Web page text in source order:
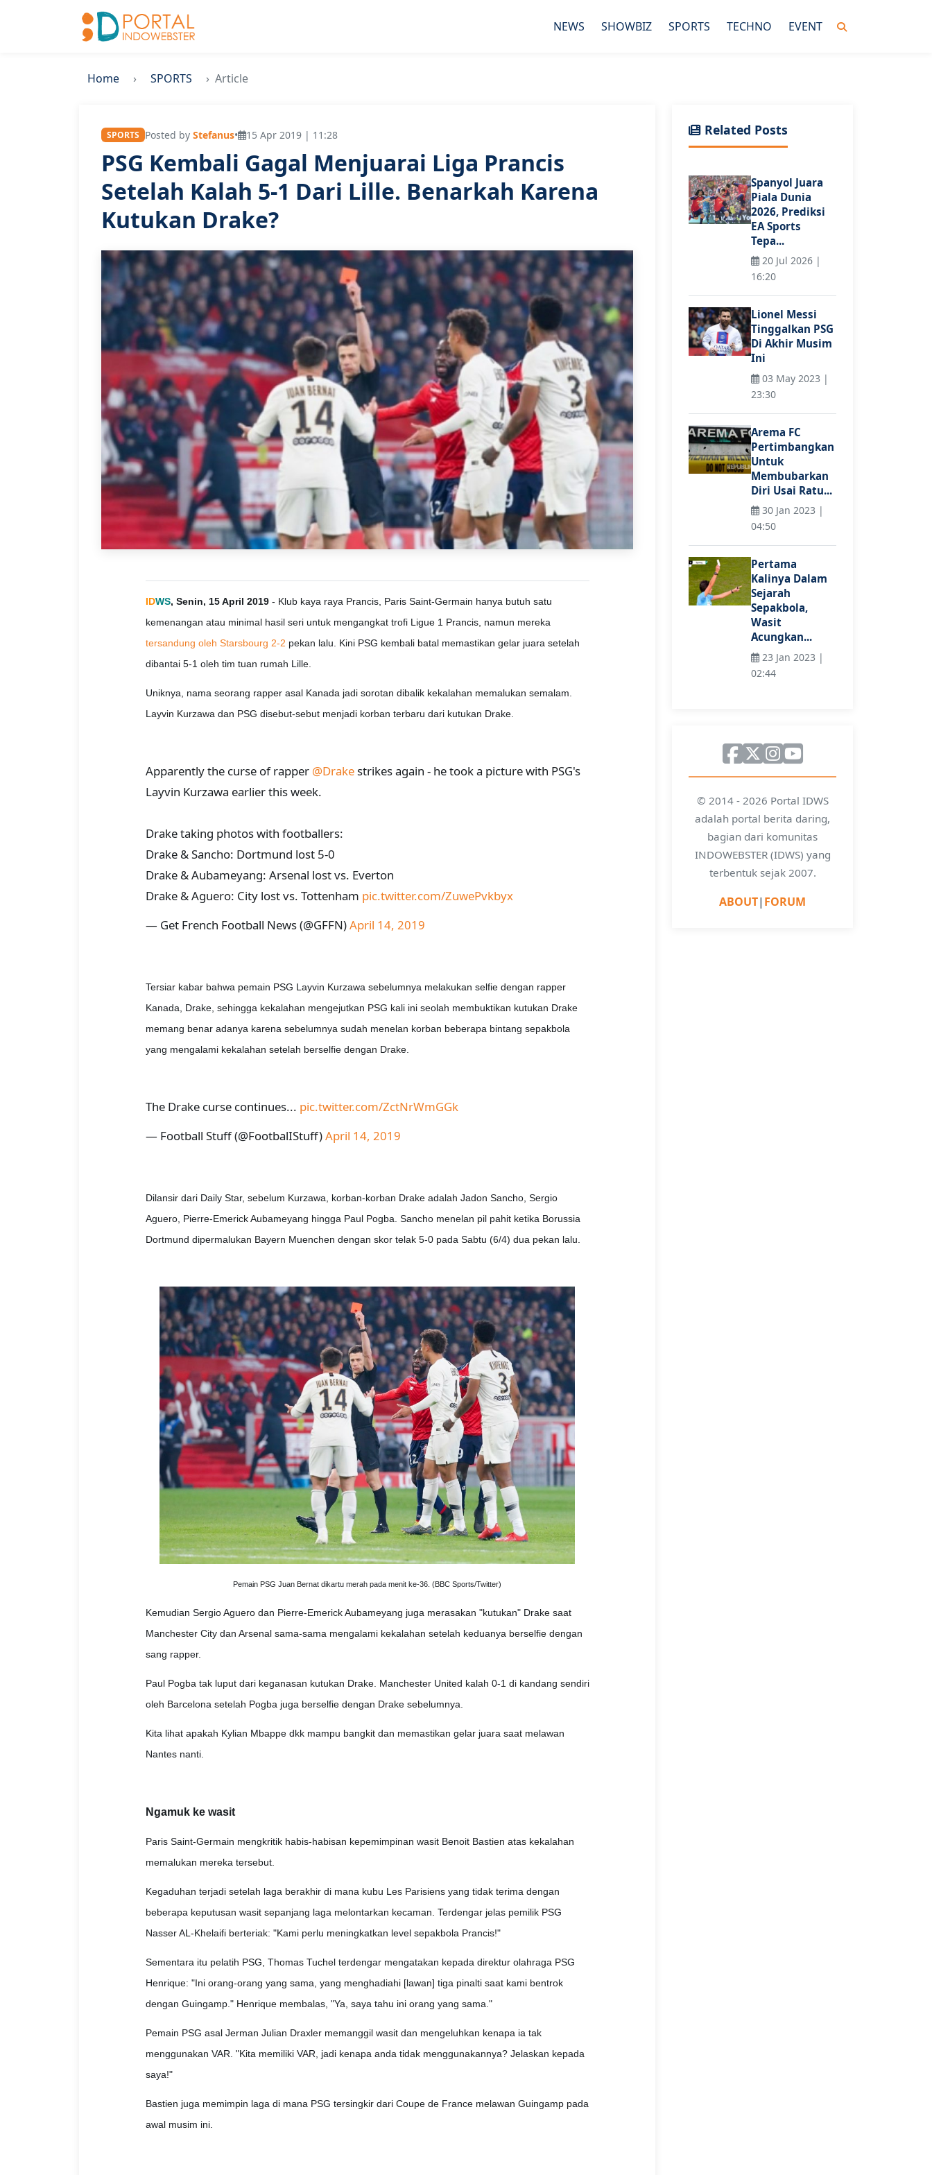
NEWS SHOWBIZ SPORTS TECHNO EVENT
Home SPORTS Article
SPORTS Posted by Stefanus• 15 Apr 2019 | 11:28
PSG Kembali Gagal Menjuarai Liga Prancis
Setelah Kalah 5-1 Dari Lille. Benarkah Karena
Kutukan Drake?
IDWS, Senin, 15 April 2019- Klub kaya raya Prancis, Paris Saint-Germain hanya butuh satu
kemenangan atau minimal hasil seri untuk mengangkat trofi Ligue 1 Prancis, namun mereka
tersandung oleh Starsbourg 2-2 pekan lalu. Kini PSG kembali batal memastikan gelar juara setelah
dibantai 5-1 oleh tim tuan rumah Lille.
Uniknya, nama seorang rapper asal Kanada jadi sorotan dibalik kekalahan memalukan semalam.
Layvin Kurzawa dan PSG disebut-sebut menjadi korban terbaru dari kutukan Drake.
Apparently the curse of rapper @Drakestrikes again - he took a picture with PSG's
Layvin Kurzawa earlier this week.
Drake taking photos with footballers:
Drake & Sancho: Dortmund lost 5-0
Drake & Aubameyang: Arsenal lost vs. Everton
Drake & Aguero: City lost vs. Tottenham pic.twitter.com/ZuwePvkbyx
— Get French Football News (@GFFN)April 14, 2019
Tersiar kabar bahwa pemain PSG Layvin Kurzawa sebelumnya melakukan selfie dengan rapper
Kanada, Drake, sehingga kekalahan mengejutkan PSG kali ini seolah membuktikan kutukan Drake
memang benar adanya karena sebelumnya sudah menelan korban beberapa bintang sepakbola
yang mengalami kekalahan setelah berselfie dengan Drake.
The Drake curse continues... pic.twitter.com/ZctNrWmGGk
— Football Stuff (@FootbalIStuff)April 14, 2019
Dilansir dari Daily Star, sebelum Kurzawa, korban-korban Drake adalah Jadon Sancho, Sergio
Aguero, Pierre-Emerick Aubameyang hingga Paul Pogba. Sancho menelan pil pahit ketika Borussia
Dortmund dipermalukan Bayern Muenchen dengan skor telak 5-0 pada Sabtu (6/4) dua pekan lalu.
Pemain PSG Juan Bernat dikartu merah pada menit ke-36. (BBC Sports/Twitter)
Kemudian Sergio Aguero dan Pierre-Emerick Aubameyang juga merasakan "kutukan" Drake saat
Manchester City dan Arsenal sama-sama mengalami kekalahan setelah keduanya berselfie dengan
sang rapper.
Paul Pogba tak luput dari keganasan kutukan Drake. Manchester United kalah 0-1 di kandang sendiri
oleh Barcelona setelah Pogba juga berselfie dengan Drake sebelumnya.
Kita lihat apakah Kylian Mbappe dkk mampu bangkit dan memastikan gelar juara saat melawan
Nantes nanti.
Ngamuk ke wasit
Paris Saint-Germain mengkritik habis-habisan kepemimpinan wasit Benoit Bastien atas kekalahan
memalukan mereka tersebut.
Kegaduhan terjadi setelah laga berakhir di mana kubu Les Parisiens yang tidak terima dengan
beberapa keputusan wasit sepanjang laga melontarkan kecaman. Terdengar jelas pemilik PSG
Nasser AL-Khelaifi berteriak: "Kami perlu meningkatkan level sepakbola Prancis!"
Sementara itu pelatih PSG, Thomas Tuchel terdengar mengatakan kepada direktur olahraga PSG
Henrique: "Ini orang-orang yang sama, yang menghadiahi [lawan] tiga pinalti saat kami bentrok
dengan Guingamp." Henrique membalas, "Ya, saya tahu ini orang yang sama."
Pemain PSG asal Jerman Julian Draxler memanggil wasit dan mengeluhkan kenapa ia tak
menggunakan VAR. "Kita memiliki VAR, jadi kenapa anda tidak menggunakannya? Jelaskan kepada
saya!"
Bastien juga memimpin laga di mana PSG tersingkir dari Coupe de France melawan Guingamp pada
awal musim ini.
Related Posts
Spanyol Juara
Piala Dunia
2026, Prediksi
EA Sports
Tepa...
20 Jul 2026 |
16:20
Lionel Messi
Tinggalkan PSG
Di Akhir Musim
Ini
03 May 2023 |
23:30
Arema FC
Pertimbangkan
Untuk
Membubarkan
Diri Usai Ratu...
30 Jan 2023 |
04:50
Pertama
Kalinya Dalam
Sejarah
Sepakbola,
Wasit
Acungkan...
23 Jan 2023 |
02:44
© 2014 - 2026 Portal IDWS
adalah portal berita daring,
bagian dari komunitas
INDOWEBSTER (IDWS) yang
terbentuk sejak 2007.
ABOUT|FORUM